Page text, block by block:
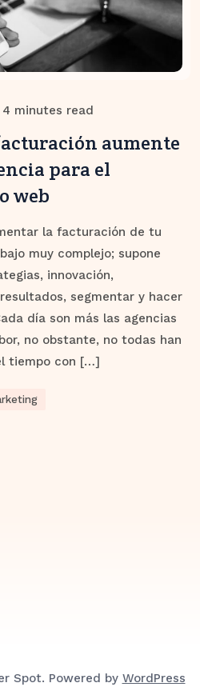
4 minutes read
aumente
para el
web
la facturación de tu
muy complejo; supone
innovación,
segmentar y hacer
día son más las agencias
no obstante, no todas han
tiempo con […]
Spot. Powered by WordPress